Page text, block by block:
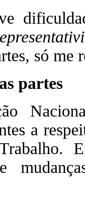
só me
partes
a